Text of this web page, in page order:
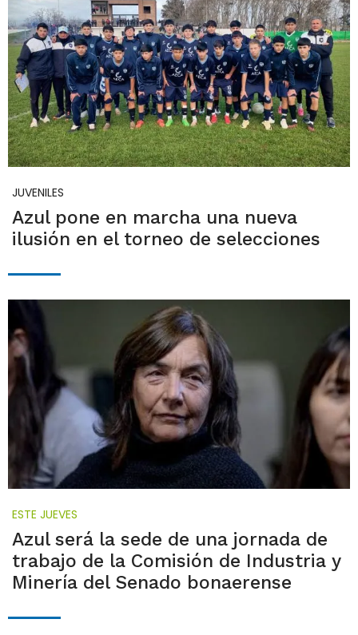
JUVENILES
Azul pone en marcha una nueva
ilusión en el torneo de selecciones
ESTE JUEVES
Azul será la sede de una jornada de
trabajo de la Comisión de Industria y
Minería del Senado bonaerense